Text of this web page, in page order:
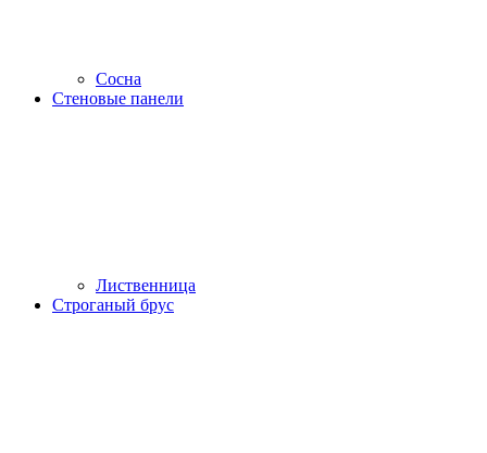
Сосна
Стеновые панели
Лиственница
Строганый брус